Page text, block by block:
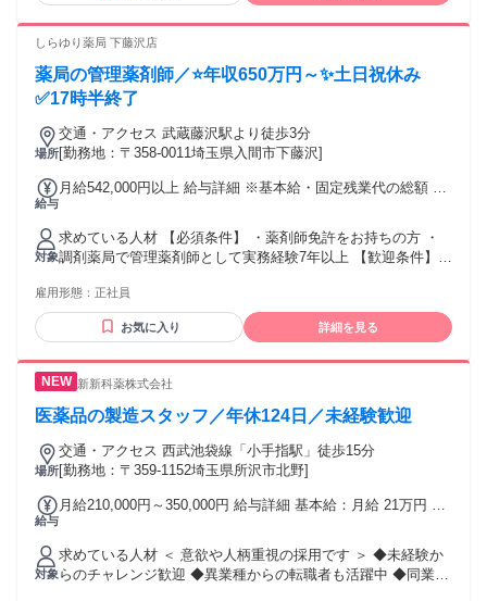
しらゆり薬局 下藤沢店
薬局の管理薬剤師／⭐年収650万円～✨土日祝休み
✅17時半終了
場所
交通・アクセス 武蔵藤沢駅より徒歩3分
[勤務地：〒358-0011埼玉県入間市下藤沢]
給与
月給542,000円以上 給与詳細 ※基本給・固定残業代の総額 基
1271円（固定残業時間：1ヶ月あたり45時間） 固定残業時間
を超えた勤務時間については別途残業代を支給する 【一律手
当】 全員に一律で支払われる通勤・皆勤・家族手当金額：な
し 全員に一律で支払われるその他手当金額：なし ※年俸650
より優遇 ※月45時間分の固定残業代を含みますが、実際の残
業は月平均5〜10時間程度です。
対象
求めている人材 【必須条件】 ・薬剤師免許をお持ちの方 ・
調剤薬局で管理薬剤師として実務経験7年以上 【歓迎条件】
な方にぴったり】 ・安定した勤務形態で働きたい方 ・ワーク
ライフバランスを大切にしたい方 ・管理薬剤師やマネジメン
トに関心のある方
雇用形態： 正社員
お気に入り 詳細を見る
新新科薬株式会社
医薬品の製造スタッフ／年休124日／未経験歓迎
場所
交通・アクセス 西武池袋線「小手指駅」徒歩15分
[勤務地：〒359-1152埼玉県所沢市北野]
給与
月給210,000円～350,000円 給与詳細 基本給：月給 21万円 〜
れる通勤・皆勤・家族手当金額：なし 全員に一律で支払われ
るその他手当金額：なし 前職での経験や能力などを 総合的に
評価し、給与を決定します。
対象
求めている人材 ＜ 意欲や人柄重視の採用です ＞ ◆未経験か
らのチャレンジ歓迎 ◆異業種からの転職者も活躍中 ◆同業界